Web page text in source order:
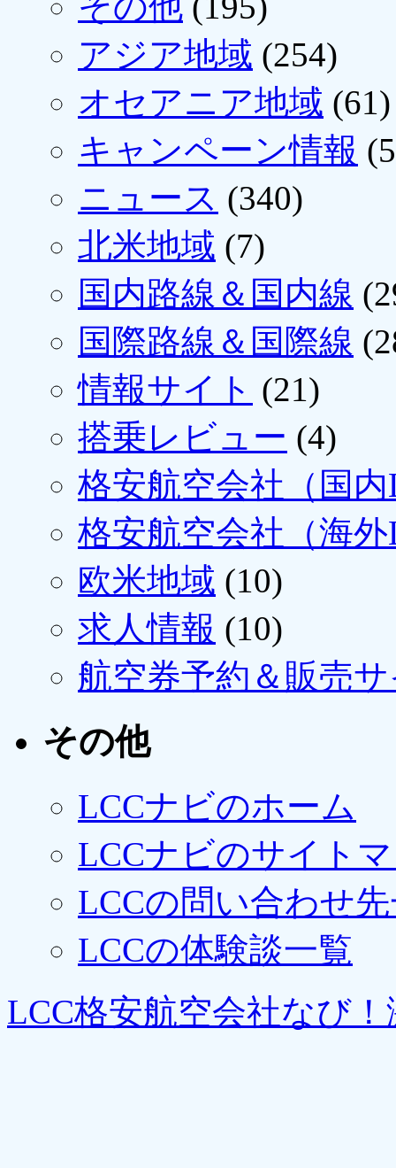
アジア地域 (254)
オセアニア地域 (61)
キャンペーン情報
ニュース (340)
北米地域 (7)
国内路線＆国内線
国際路線＆国際線
情報サイト (21)
搭乗レビュー (4)
格安航空会社（国
格安航空会社（海
欧米地域 (10)
求人情報 (10)
航空券予約＆販売
その他
LCCナビのホーム
LCCナビのサイト
LCCの問い合わせ
LCCの体験談一覧
LCC格安航空会社なび